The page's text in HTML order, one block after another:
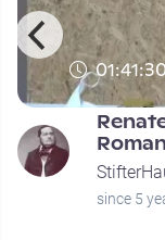
since 5